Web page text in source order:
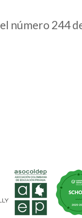
número 244